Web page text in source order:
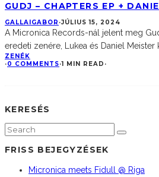
GUDJ – CHAPTERS EP +
GALLAIGABOR ·JÚLIUS 15, 2024
A Micronica Records-nál jelent meg
eredeti zenére, Lukea és Daniel Meister
ZENÉK
·0 COMMENTS·1 MIN READ ·
KERESÉS
FRISS BEJEGYZÉSEK
Micronica meets Fidull @ Riga